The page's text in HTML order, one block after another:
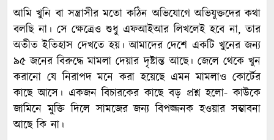
আমি খুনি বা সন্ত্রাসীর মতো কঠিন অভিযোগে অভিযুক্তদের কথা
বলছি না। সে ক্ষেত্রেও শুধু এফআইআর লিখলেই হবে না, তার
অতীত ইতিহাস দেখতে হয়। আমাদের দেশে একটি খুনের জন্য
৯৫ জনের বিরুদ্ধে মামলা দেয়ার দৃষ্টান্ত আছে। জেলে থেকে খুন
করানো যে নিরাপদ মনে করা হয়েছে এমন মামলাও কোর্টের
কাছে আসে। একজন বিচারকের কাছে বড় প্রশ্ন হলো- কাউকে
জামিনে মুক্তি দিলে সামজের জন্য বিপজ্জনক হওয়ার সম্ভাবনা
আছে কি না।